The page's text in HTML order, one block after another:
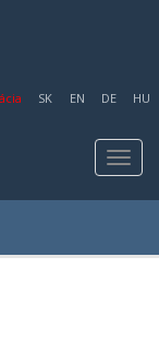
SK EN DE HU